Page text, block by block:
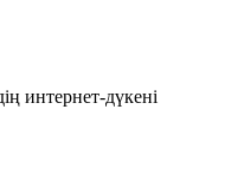
интернет-дүкені